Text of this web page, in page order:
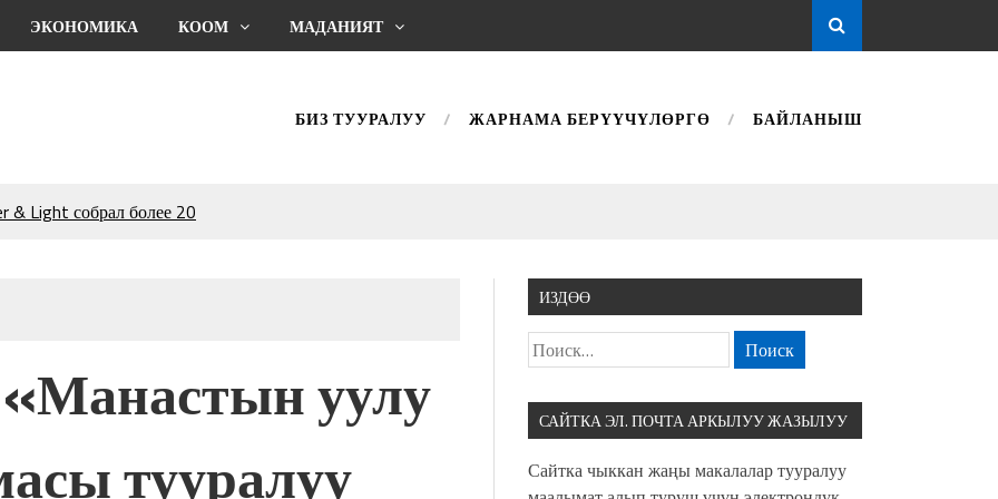
ЭКОНОМИКА КООМ МАДАНИЯТ
БИЗ ТУУРАЛУУ ЖАРНАМА БЕРҮҮЧҮЛӨРГӨ БАЙЛАНЫШ
& Light собрал более 20
шоу
Central Park
сыймык жана чоң
уулу
тууралуу
ИЗДӨӨ
САЙТКА ЭЛ. ПОЧТА АРКЫЛУУ ЖАЗЫЛУУ
Сайтка чыккан жаңы макалалар тууралуу